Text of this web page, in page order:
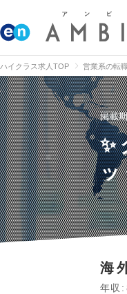
ハイクラス求人TOP 営業系の転職
掲載
海
年収